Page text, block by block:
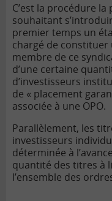
C’est la procédure
souhaitant
premier temps un
chargé de constituer
membre de ce
d’une certaine
d’investisseurs
de « placement
associée à une OPO.
Parallèlement, les
investisseurs
déterminée à
quantité des titres à
l’ensemble des